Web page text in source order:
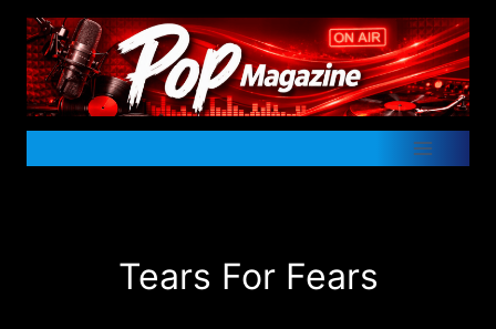
Doorgaan
naar
inhoud
Tears For Fears